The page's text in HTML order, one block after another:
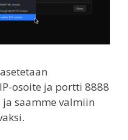
osoite ja portti 8888
saamme valmiin